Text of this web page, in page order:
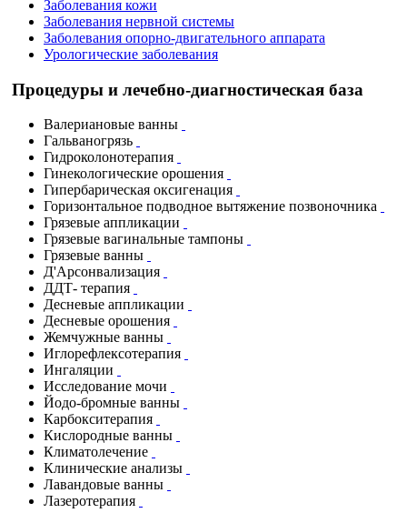
Заболевания кожи
Заболевания нервной системы
Заболевания опорно-двигательного аппарата
Урологические заболевания
Процедуры и лечебно-диагностическая база
Валериановые ванны
Гальваногрязь
Гидроколонотерапия
Гинекологические орошения
Гипербарическая оксигенация
Горизонтальное подводное вытяжение позвоночника
Грязевые аппликации
Грязевые вагинальные тампоны
Грязевые ванны
Д'Арсонвализация
ДДТ- терапия
Десневые аппликации
Десневые орошения
Жемчужные ванны
Иглорефлексотерапия
Ингаляции
Исследование мочи
Йодо-бромные ванны
Карбокситерапия
Кислородные ванны
Климатолечение
Клинические анализы
Лавандовые ванны
Лазеротерапия